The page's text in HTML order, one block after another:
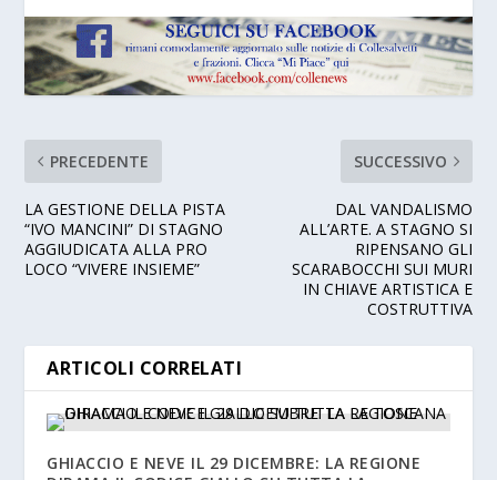
PRECEDENTE
LA GESTIONE DELLA PISTA
“IVO MANCINI” DI STAGNO
AGGIUDICATA ALLA PRO
LOCO “VIVERE INSIEME”
SUCCESSIVO
DAL VANDALISMO
ALL’ARTE. A STAGNO SI
RIPENSANO GLI
SCARABOCCHI SUI MURI
IN CHIAVE ARTISTICA E
COSTRUTTIVA
ARTICOLI CORRELATI
GHIACCIO E NEVE IL 29 DICEMBRE: LA REGIONE